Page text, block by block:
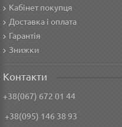
Кабінет покупця
Доставка і оплата
Гарантія
Знижки
Контакти
+38(067) 672 01 44
+38(095) 146 38 93